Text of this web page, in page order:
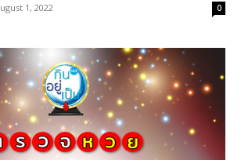
1, 2022 0